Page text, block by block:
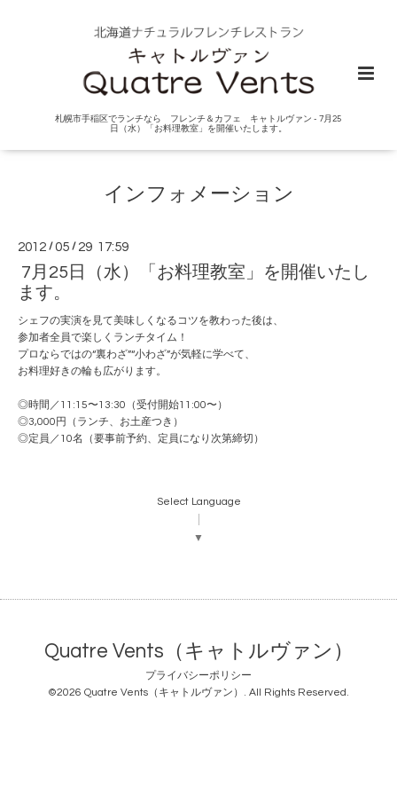
札幌市手稲区でランチなら フレンチ＆カフェ キャトルヴァン - 7月25
日（水）「お料理教室」を開催いたします。
インフォメーション
2012 /05 / 29 17:59
7月25日（水）「お料理教室」を開催いたし
ます。
シェフの実演を見て美味しくなるコツを教わった後は、
参加者全員で楽しくランチタイム！
プロならではの“裏わざ”“小わざ”が気軽に学べて、
お料理好きの輪も広がります。
◎時間／11:15〜13:30（受付開始11:00〜）
◎3,000円（ランチ、お土産つき）
◎定員／10名（要事前予約、定員になり次第締切）
Select Language
▼
Quatre Vents（キャトルヴァン）
プライバシーポリシー
©2026 Quatre Vents（キャトルヴァン） . All Rights Reserved.